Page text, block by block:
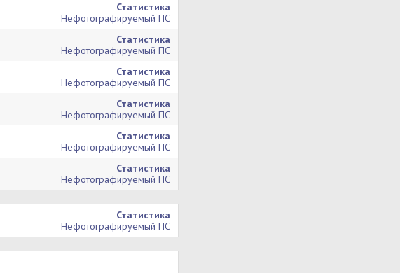
Статистика
Нефотографируемый ПС
Статистика
Нефотографируемый ПС
Статистика
Нефотографируемый ПС
Статистика
Нефотографируемый ПС
Статистика
Нефотографируемый ПС
Статистика
Нефотографируемый ПС
Статистика
Нефотографируемый ПС